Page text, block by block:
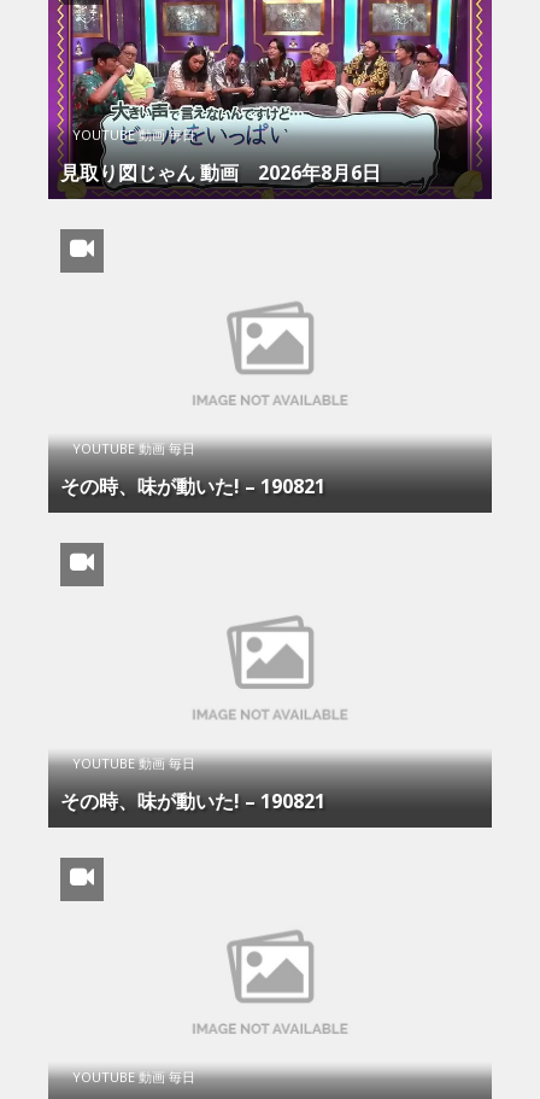
YOUTUBE 動画 毎日
見取り図じゃん 動画 2026年8月6日
YOUTUBE 動画 毎日
その時、味が動いた! – 190821
YOUTUBE 動画 毎日
その時、味が動いた! – 190821
YOUTUBE 動画 毎日